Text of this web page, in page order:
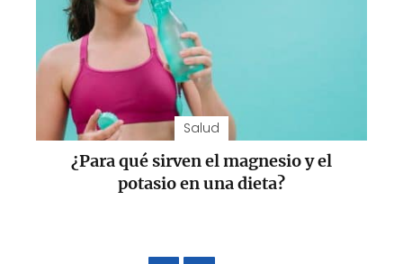
Salud
¿Para qué sirven el magnesio y el
potasio en una dieta?